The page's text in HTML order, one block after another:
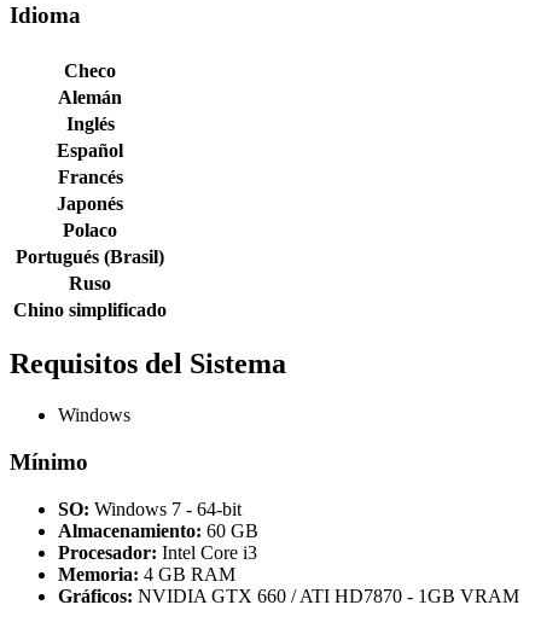
Idioma
Checo
Alemán
Inglés
Español
Francés
Japonés
Polaco
Portugués (Brasil)
Ruso
Chino simplificado
Requisitos del Sistema
Windows
Mínimo
SO: Windows 7 - 64-bit
Almacenamiento: 60 GB
Procesador: Intel Core i3
Memoria: 4 GB RAM
Gráficos: NVIDIA GTX 660 / ATI HD7870 - 1GB VRAM